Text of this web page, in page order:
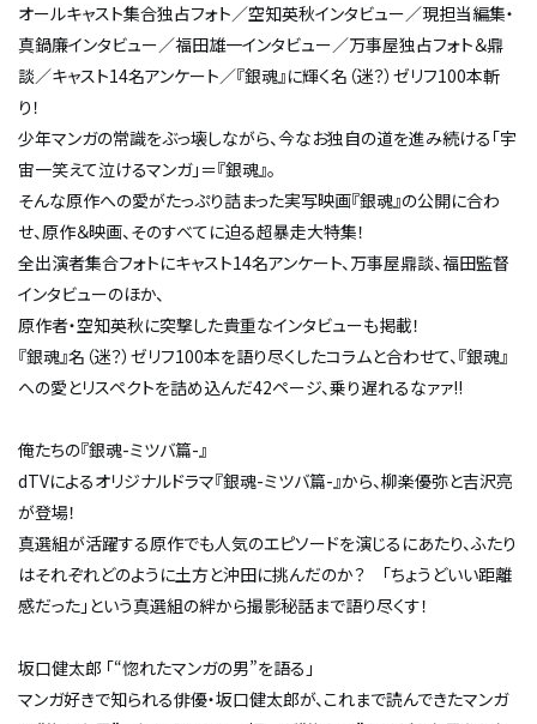
オールキャスト集合独占フォト／空知英秋インタビュー／現担当編集・
真鍋廉インタビュー／福田雄一インタビュー／万事屋独占フォト＆鼎
談／キャスト14名アンケート／『銀魂』に輝く名（迷？）ゼリフ100本斬
り！
少年マンガの常識をぶっ壊しながら、今なお独自の道を進み続ける「宇
宙一笑えて泣けるマンガ」＝『銀魂』。
そんな原作への愛がたっぷり詰まった実写映画『銀魂』の公開に合わ
せ、原作＆映画、そのすべてに迫る超暴走大特集！
全出演者集合フォトにキャスト14名アンケート、万事屋鼎談、福田監督
インタビューのほか、
原作者・空知英秋に突撃した貴重なインタビューも掲載！
『銀魂』名（迷？）ゼリフ100本を語り尽くしたコラムと合わせて、『銀魂』
への愛とリスペクトを詰め込んだ42ページ、乗り遅れるなァァ!!
俺たちの『銀魂-ミツバ篇-』
dTVによるオリジナルドラマ『銀魂-ミツバ篇-』から、柳楽優弥と吉沢亮
が登場！
真選組が活躍する原作でも人気のエピソードを演じるにあたり、ふたり
はそれぞれどのように土方と沖田に挑んだのか？ 「ちょうどいい距離
感だった」という真選組の絆から撮影秘話まで語り尽くす！
坂口健太郎 「“惚れたマンガの男”を語る」
マンガ好きで知られる俳優・坂口健太郎が、これまで読んできたマンガ